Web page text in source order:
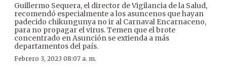
Guillermo Sequera, el director de Vigilancia de la Salud,
recomendó especialmente a los asuncenos que hayan
padecido chikungunya no ir al Carnaval Encarnaceno,
para no propagar el virus. Temen que el brote
concentrado en Asunción se extienda a más
departamentos del país.
Febrero 3, 2023 08:07 a. m.